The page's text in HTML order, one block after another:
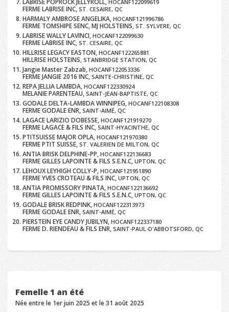
LABRISE POPROCK JELLYROLL, HOCANF122099619
FERME LABRISE INC,ST. CESAIRE, QC
HARMALY AMBROSE ANGELIKA,HOCANF121996786
FERME TOMSHIPE SENC, MJ HOLSTEINS,ST. SYLVERE, QC
LABRISE WALLY LAVINCI,HOCANF122099630
FERME LABRISE INC,ST. CESAIRE, QC
HILLRISE LEGACY EASTON,HOCANF122265881
HILLRISE HOLSTEINS,STANBRIDGE STATION, QC
Jangie Master Zabzab,HOCANF122053336
FERME JANGIE 2016 INC,SAINTE-CHRISTINE, QC
REPA JELLIA LAMBDA,HOCANF122330924
MELANIE PARENTEAU,SAINT-JEAN-BAPTISTE, QC
GODALE DELTA-LAMBDA WINNIPEG,HOCANF122108308
FERME GODALE ENR,SAINT-AIMÉ, QC
LAGACE LARIZIO DOBESSE,HOCANF121919270
FERME LAGACE & FILS INC,SAINT-HYACINTHE, QC
PTITSUISSE MAJOR OPLA,HOCANF121970380
FERME PTIT SUISSE,ST. VALERIEN DE MILTON, QC
ANTIA BRISK DELPHINE-PP,HOCANF122136683
FERME GILLES LAPOINTE & FILS S.E.N.C,UPTON, QC
LEHOUX LEYHIGH COLLY-P,HOCANF121951890
FERME YVES CROTEAU & FILS INC,UPTON, QC
ANTIA PROMISSORY PINATA,HOCANF122136692
FERME GILLES LAPOINTE & FILS S.E.N.C,UPTON, QC
GODALE BRISK REDPINK,HOCANF122313973
FERME GODALE ENR,SAINT-AIMÉ, QC
PIERSTEIN EYE CANDY JUBILYN,HOCANF122337180
FERME D. RIENDEAU & FILS ENR,SAINT-PAUL-D'ABBOTSFORD, QC
Femelle 1 an été
Née entre le 1er juin 2025 et le 31 août 2025